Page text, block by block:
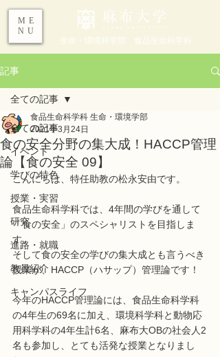
生命・環境科学部 食品生命科学科
ME
NU
記事
全ての記事
イベント
学びの特色
授業・実習
研究
進路・就職
教員紹介
キャンパスライフ
全ての記事
食の安全分野の集大成！HACCP管理
論【食の安全 09】
食品生命科学科 生命・環境学部
2021年3月24日
こんにちは、特任助教の松永安由です。
食品生命科学科では、4年間の学びを通して
「食の安全」のスペシャリストを目指しま
す。
そして食の安全の学びの集大成とも言うべき
授業が、HACCP（ハサップ）管理論です！
今年のHACCP管理論には、食品生命科学科
の4年生の69名に加え、環境科学科と動物応
用科学科の4年生計6名、麻布大OBの社会人2
名も参加し、とても活発な授業となりまし